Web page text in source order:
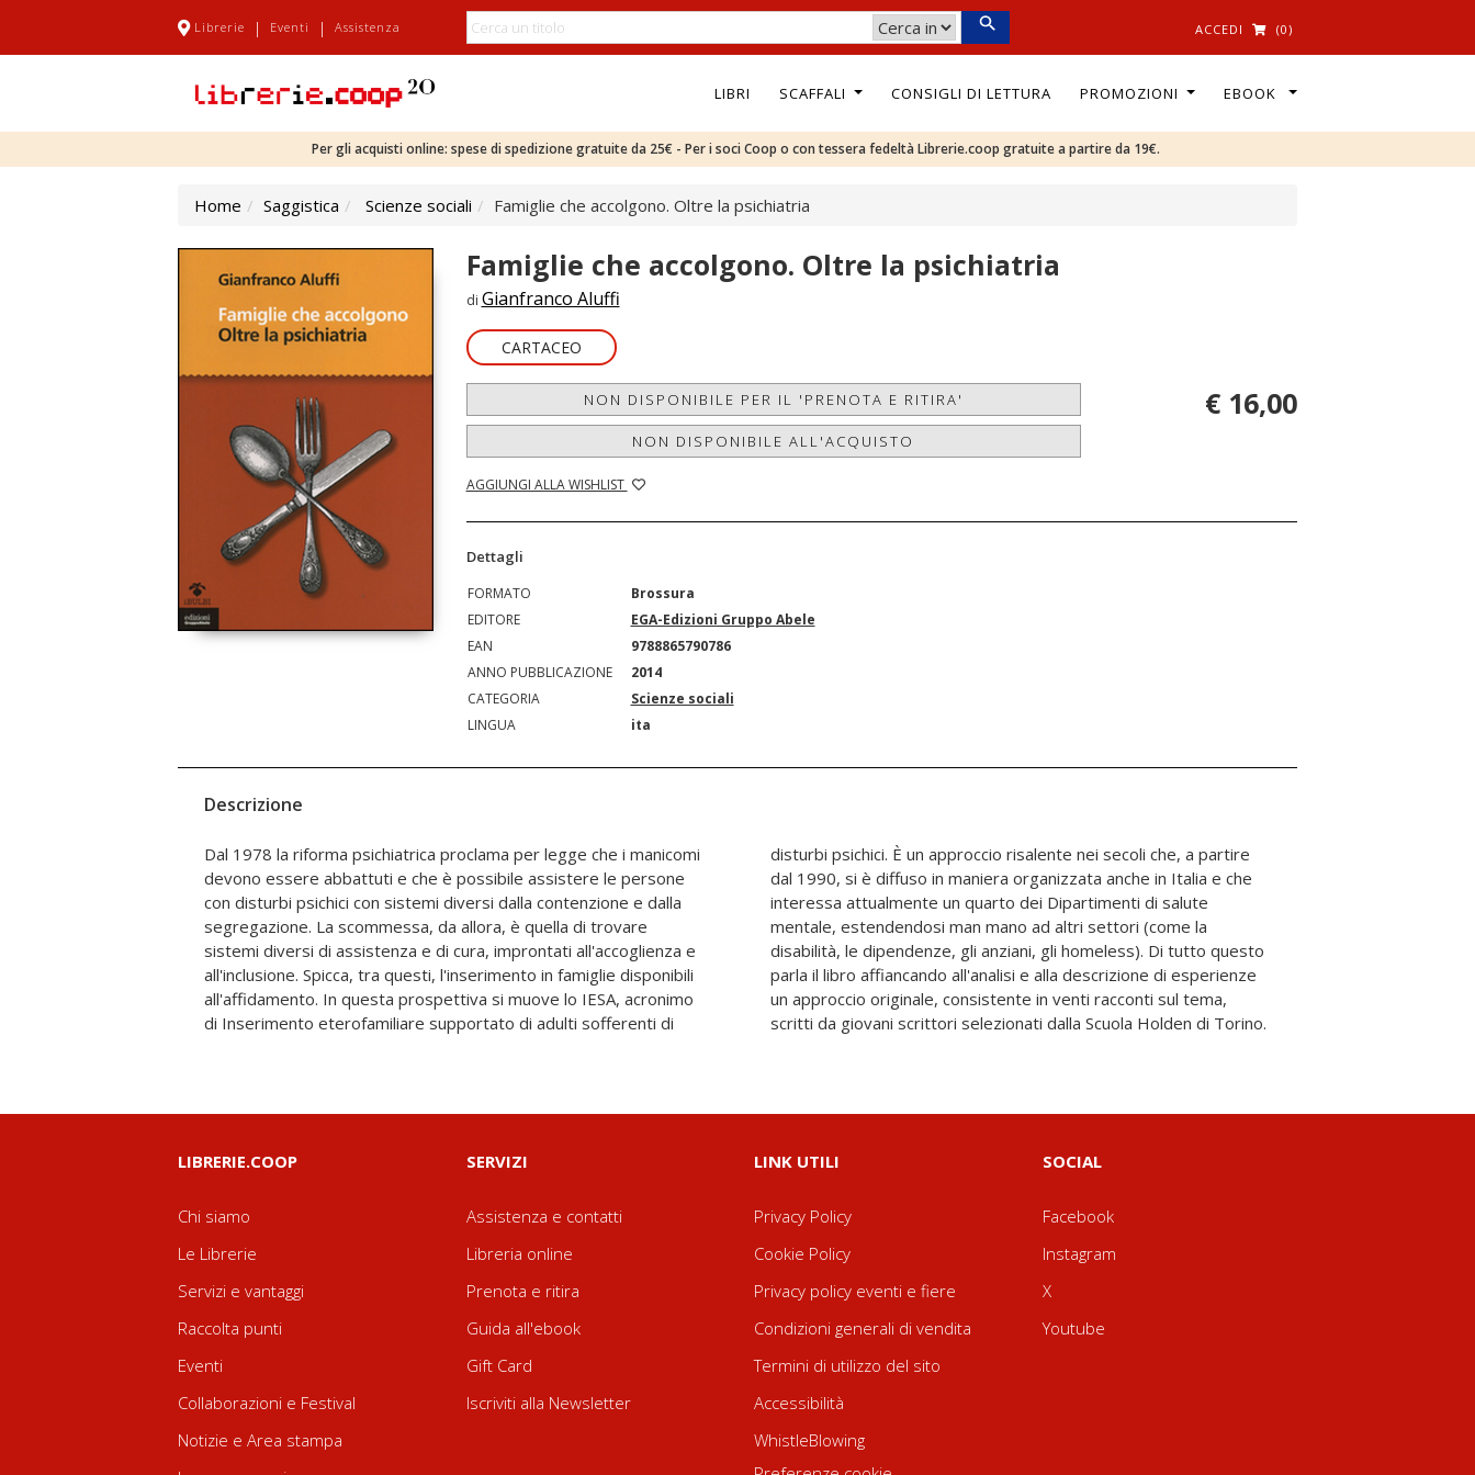
Librerie | Eventi | Assistenza ACCEDI (0)
LIBRI SCAFFALI CONSIGLI DI LETTURA PROMOZIONI EBOOK
Per gli acquisti online: spese di spedizione gratuite da 25€ - Per i soci Coop o con tessera fedeltà Librerie.coop gratuite a partire da 19€.
Home Saggistica Scienze sociali Famiglie che accolgono. Oltre la psichiatria
Famiglie che accolgono. Oltre la psichiatria
di Gianfranco Aluffi
CARTACEO
NON DISPONIBILE PER IL 'PRENOTA E RITIRA'
NON DISPONIBILE ALL'ACQUISTO
AGGIUNGI ALLA WISHLIST
€ 16,00
Dettagli
FORMATO
Brossura
EDITORE
EGA-Edizioni Gruppo Abele
EAN
9788865790786
ANNO PUBBLICAZIONE
2014
CATEGORIA
Scienze sociali
LINGUA
ita
Descrizione
Dal 1978 la riforma psichiatrica proclama per legge che i manicomi
devono essere abbattuti e che è possibile assistere le persone
con disturbi psichici con sistemi diversi dalla contenzione e dalla
segregazione. La scommessa, da allora, è quella di trovare
sistemi diversi di assistenza e di cura, improntati all'accoglienza e
all'inclusione. Spicca, tra questi, l'inserimento in famiglie disponibili
all'affidamento. In questa prospettiva si muove lo IESA, acronimo
di Inserimento eterofamiliare supportato di adulti sofferenti di
disturbi psichici. È un approccio risalente nei secoli che, a partire
dal 1990, si è diffuso in maniera organizzata anche in Italia e che
interessa attualmente un quarto dei Dipartimenti di salute
mentale, estendendosi man mano ad altri settori (come la
disabilità, le dipendenze, gli anziani, gli homeless). Di tutto questo
parla il libro affiancando all'analisi e alla descrizione di esperienze
un approccio originale, consistente in venti racconti sul tema,
scritti da giovani scrittori selezionati dalla Scuola Holden di Torino.
LIBRERIE.COOP
Chi siamo
Le Librerie
Servizi e vantaggi
Raccolta punti
Eventi
Collaborazioni e Festival
Notizie e Area stampa
SERVIZI
Assistenza e contatti
Libreria online
Prenota e ritira
Guida all'ebook
Gift Card
Iscriviti alla Newsletter
LINK UTILI
Privacy Policy
Cookie Policy
Privacy policy eventi e fiere
Condizioni generali di vendita
Termini di utilizzo del sito
Accessibilità
WhistleBlowing
SOCIAL
Facebook
Instagram
X
Youtube